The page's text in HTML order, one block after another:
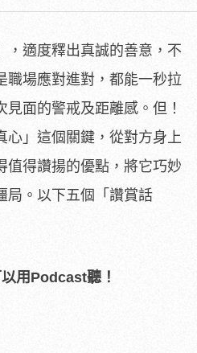
，適度釋出真誠的善意，不
職場應對進對，都能一秒拉
面的警戒及距離感。但！
心」這個關鍵，從對方身上
值得讚揚的優點，將它巧妙
局。以下五個「讚賞話
用Podcast聽！